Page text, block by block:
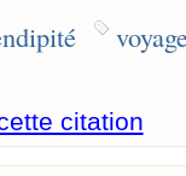
citation